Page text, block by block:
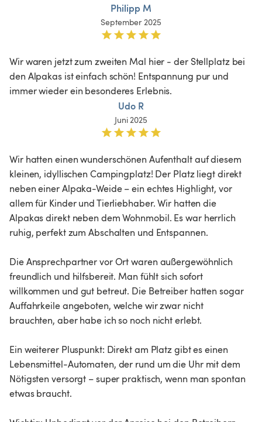
Philipp M
September 2025
Wir waren jetzt zum zweiten Mal hier - der Stellplatz bei
den Alpakas ist einfach schön! Entspannung pur und
immer wieder ein besonderes Erlebnis.
Udo R
Juni 2025
Wir hatten einen wunderschönen Aufenthalt auf diesem
kleinen, idyllischen Campingplatz! Der Platz liegt direkt
neben einer Alpaka-Weide – ein echtes Highlight, vor
allem für Kinder und Tierliebhaber. Wir hatten die
Alpakas direkt neben dem Wohnmobil. Es war herrlich
ruhig, perfekt zum Abschalten und Entspannen.
Die Ansprechpartner vor Ort waren außergewöhnlich
freundlich und hilfsbereit. Man fühlt sich sofort
willkommen und gut betreut. Die Betreiber hatten sogar
Auffahrkeile angeboten, welche wir zwar nicht
brauchten, aber habe ich so noch nicht erlebt.
Ein weiterer Pluspunkt: Direkt am Platz gibt es einen
Lebensmittel-Automaten, der rund um die Uhr mit dem
Nötigsten versorgt – super praktisch, wenn man spontan
etwas braucht.